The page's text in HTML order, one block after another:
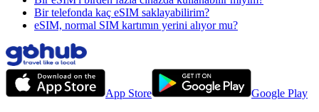
Bir telefonda kaç eSIM saklayabilirim?
eSIM, normal SIM kartımın yerini alıyor mu?
App Store Google Play